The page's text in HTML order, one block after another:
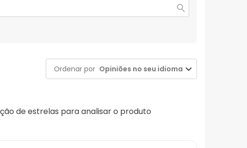
Ordenar por Opiniões no seu idioma
de estrelas para analisar o produto